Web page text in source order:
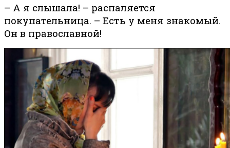
– А я слышала! – распаляется
покупательница. – Есть у меня знакомый.
Он в православной!